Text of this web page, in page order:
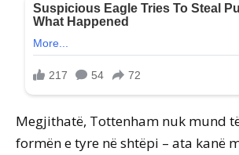
Megjithatë, Tottenham nuk mund
formën e tyre në shtëpi – ata kanë